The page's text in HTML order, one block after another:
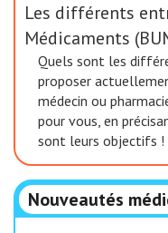
Les différents
Médicaments
Quels sont les
proposer
médecin ou
pour vous, en
sont leurs objectifs !
Nouveautés